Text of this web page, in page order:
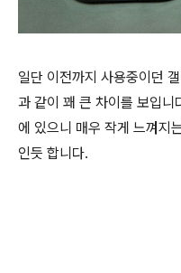
일단 이전까지 사용중이던
과 같이 꽤 큰 차이를 보입
에 있으니 매우 작게 느껴지
인듯 합니다.